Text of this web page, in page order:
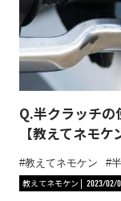
Q.半クラッチの
【教えてネモケ
教えてネモケン
教えてネモケン
2023/02/